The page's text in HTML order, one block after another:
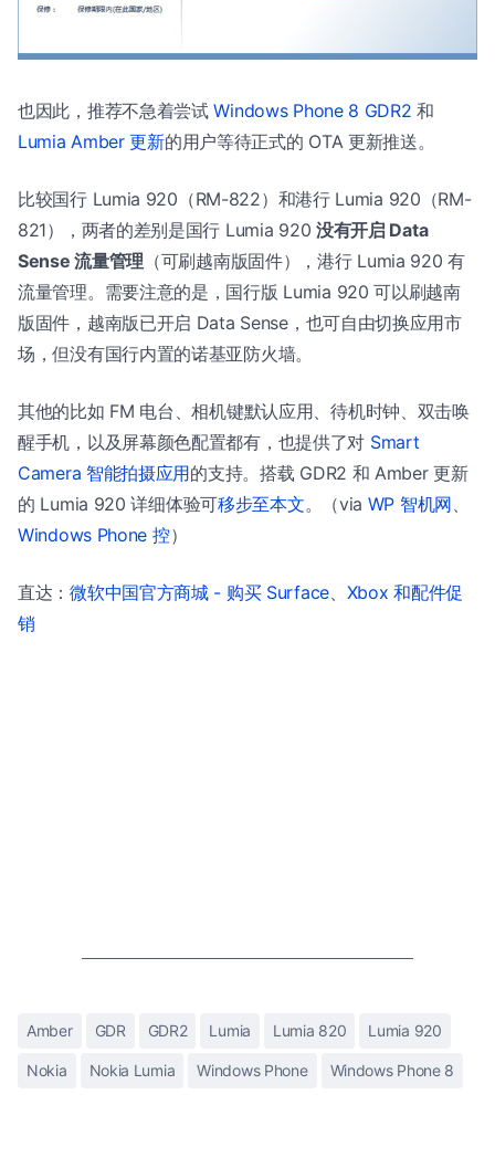
也因此，推荐不急着尝试Windows Phone 8 GDR2 和
Lumia Amber 更新的用户等待正式的 OTA 更新推送。
比较国行 Lumia 920（RM-822）和港行 Lumia 920（RM-
821），两者的差别是国行 Lumia 920 没有开启 Data
Sense 流量管理 （可刷越南版固件），港行 Lumia 920 有
流量管理。需要注意的是，国行版 Lumia 920 可以刷越南
版固件，越南版已开启 Data Sense，也可自由切换应用市
场，但没有国行内置的诺基亚防火墙。
其他的比如 FM 电台、相机键默认应用、待机时钟、双击唤
醒手机，以及屏幕颜色配置都有，也提供了对 Smart
Camera 智能拍摄应用的支持。搭载 GDR2 和 Amber 更新
的 Lumia 920 详细体验可移步至本文。（via WP 智机网、
Windows Phone 控）
直达：微软中国官方商城 - 购买 Surface、Xbox 和配件促
销
Amber GDR GDR2 Lumia Lumia 820 Lumia 920
Nokia Nokia Lumia Windows Phone Windows Phone 8